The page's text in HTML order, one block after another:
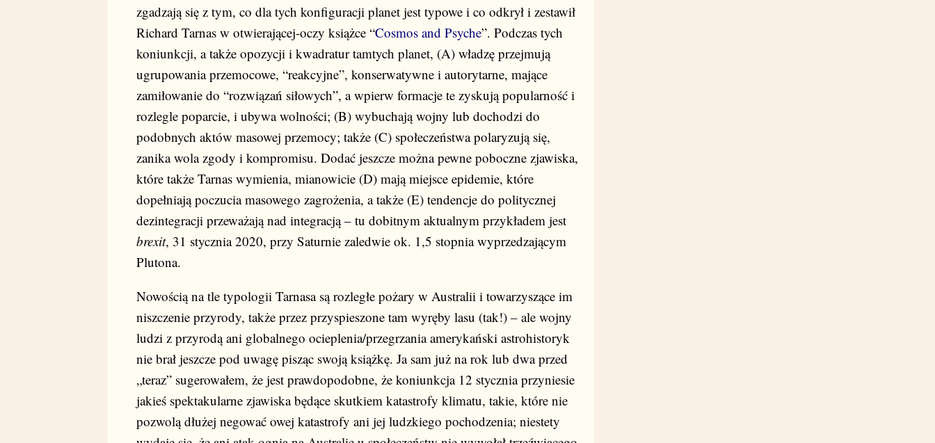
zgadzają się z tym, co dla tych konfiguracji planet jest typowe i co odkrył i zestawił
Richard Tarnas w otwierającej-oczy książce “Cosmos and Psyche”. Podczas tych
koniunkcji, a także opozycji i kwadratur tamtych planet, (A) władzę przejmują
ugrupowania przemocowe, “reakcyjne”, konserwatywne i autorytarne, mające
zamiłowanie do “rozwiązań siłowych”, a wpierw formacje te zyskują popularność i
rozlegle poparcie, i ubywa wolności; (B) wybuchają wojny lub dochodzi do
podobnych aktów masowej przemocy; także (C) społeczeństwa polaryzują się,
zanika wola zgody i kompromisu. Dodać jeszcze można pewne poboczne zjawiska,
które także Tarnas wymienia, mianowicie (D) mają miejsce epidemie, które
dopełniają poczucia masowego zagrożenia, a także (E) tendencje do politycznej
dezintegracji przeważają nad integracją – tu dobitnym aktualnym przykładem jest
brexit, 31 stycznia 2020, przy Saturnie zaledwie ok. 1,5 stopnia wyprzedzającym
Plutona.
Nowością na tle typologii Tarnasa są rozległe pożary w Australii i towarzyszące im
niszczenie przyrody, także przez przyspieszone tam wyręby lasu (tak!) – ale wojny
ludzi z przyrodą ani globalnego ocieplenia/przegrzania amerykański astrohistoryk
nie brał jeszcze pod uwagę pisząc swoją książkę. Ja sam już na rok lub dwa przed
„teraz” sugerowałem, że jest prawdopodobne, że koniunkcja 12 stycznia przyniesie
jakieś spektakularne zjawiska będące skutkiem katastrofy klimatu, takie, które nie
pozwolą dłużej negować owej katastrofy ani jej ludzkiego pochodzenia; niestety